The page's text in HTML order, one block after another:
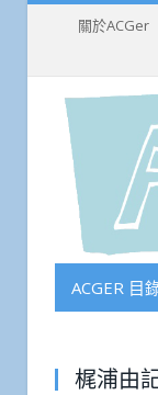
關於ACGer
ACGER 目
梶浦由